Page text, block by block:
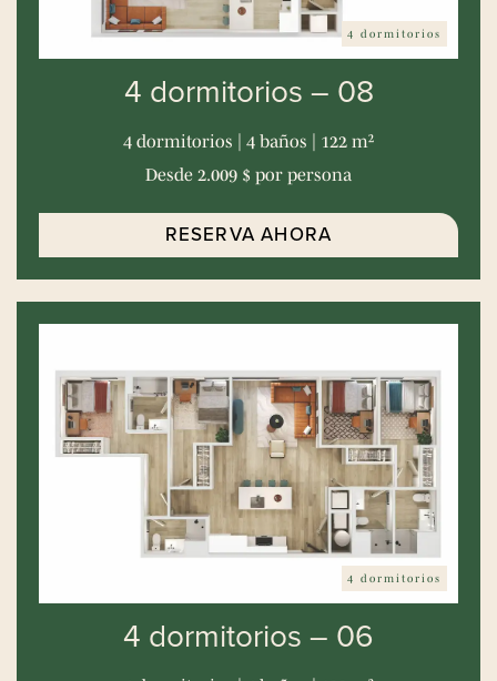
4 dormitorios
4 dormitorios – 08
4 dormitorios | 4 baños | 122 m²
Desde 2.009 $ por persona
RESERVA AHORA
4 dormitorios
4 dormitorios – 06